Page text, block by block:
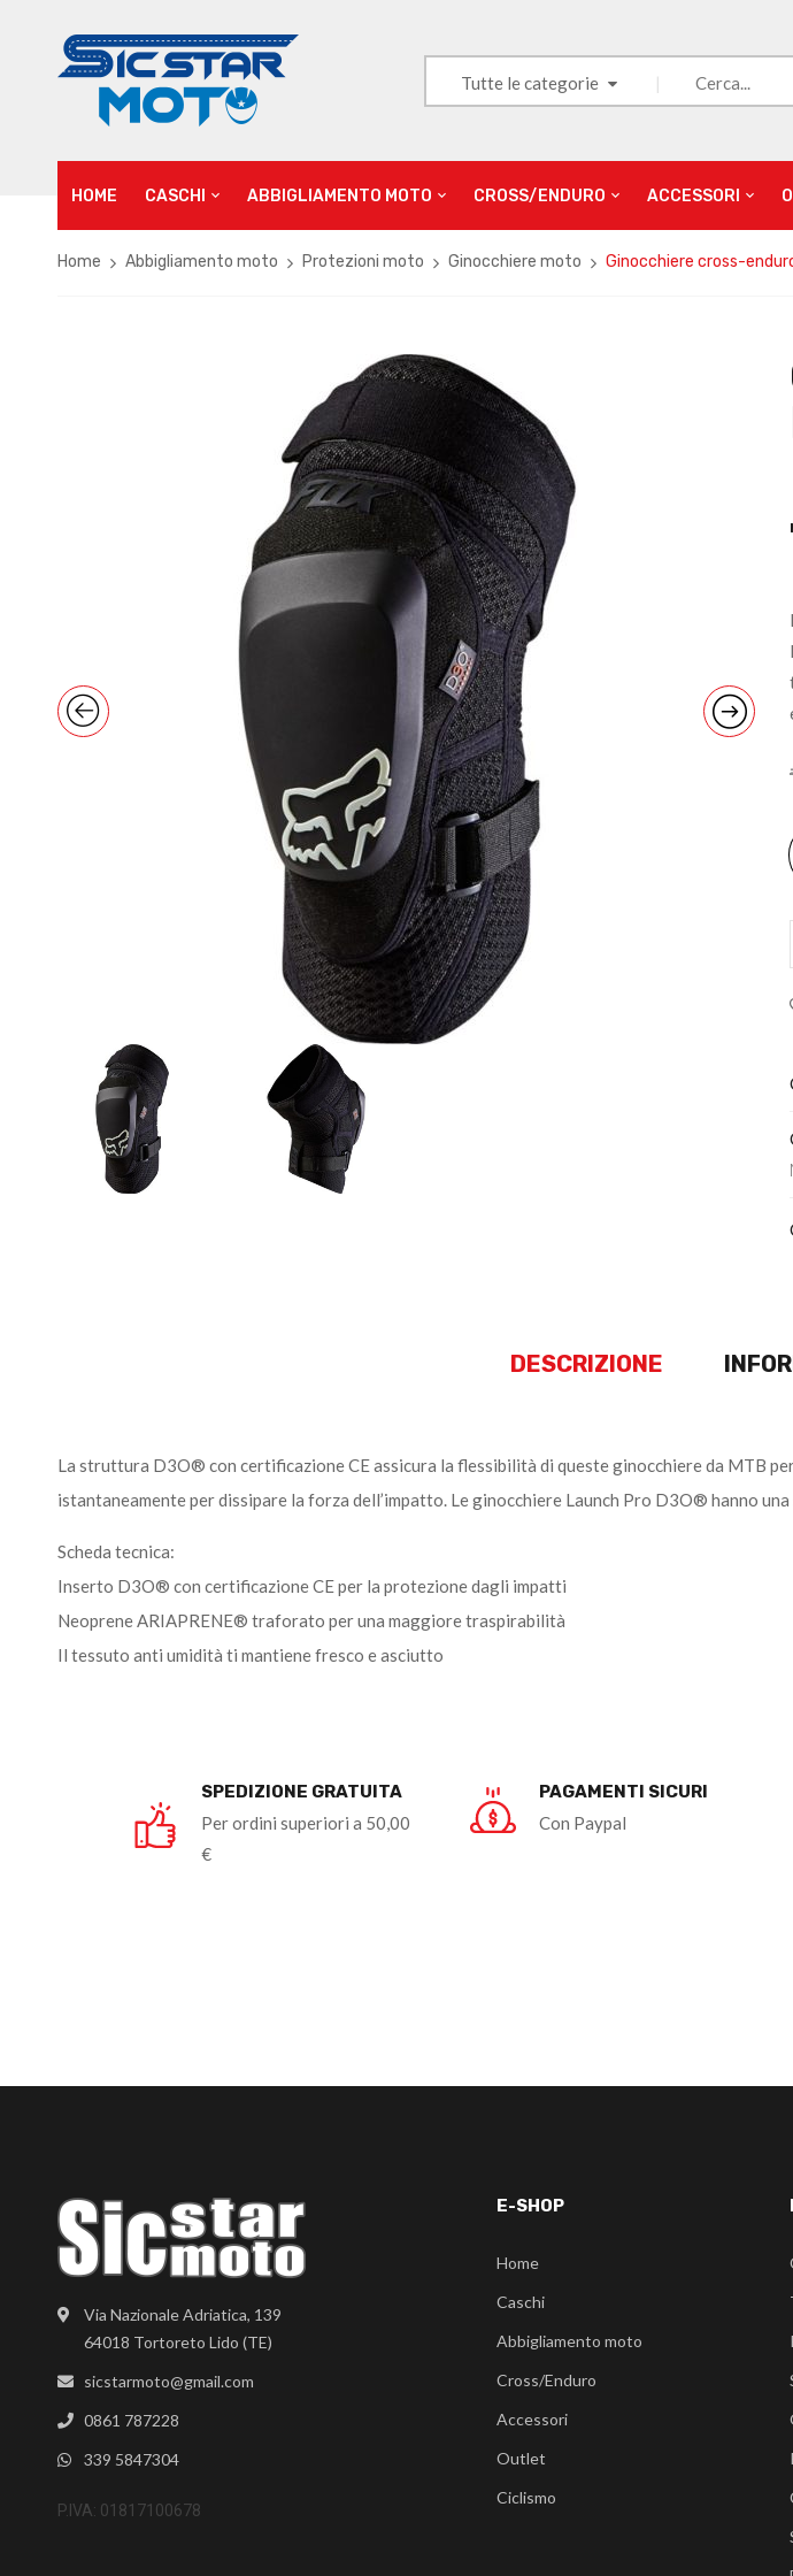
Tutte le categorie
HOME CASCHI ABBIGLIAMENTO MOTO CROSS/ENDURO ACCESSORI
Home Abbigliamento moto Protezioni moto Ginocchiere moto Ginocchiere cross-
DESCRIZIONE
La struttura D3O® con certificazione CE assicura la flessibilità di queste ginocchiere da MTB
istantaneamente per dissipare la forza dell’impatto. Le ginocchiere Launch Pro D3O® hanno
Scheda tecnica:
Inserto D3O® con certificazione CE per la protezione dagli impatti
Neoprene ARIAPRENE® traforato per una maggiore traspirabilità
Il tessuto anti umidità ti mantiene fresco e asciutto
SPEDIZIONE GRATUITA
Per ordini superiori a 50,00
€
PAGAMENTI SICURI
Con Paypal
Via Nazionale Adriatica, 139
64018 Tortoreto Lido (TE)
sicstarmoto@gmail.com
0861 787228
339 5847304
P.IVA: 01817100678
E-SHOP
Home
Caschi
Abbigliamento moto
Cross/Enduro
Accessori
Outlet
Ciclismo